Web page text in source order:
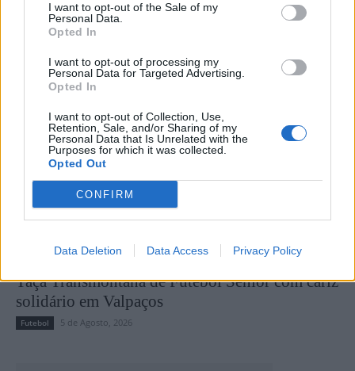
I want to opt-out of the Sale of my
Personal Data.
Opted In
I want to opt-out of processing my
Personal Data for Targeted Advertising.
Opted In
I want to opt-out of Collection, Use,
Retention, Sale, and/or Sharing of my
Personal Data that Is Unrelated with the
Purposes for which it was collected.
Opted Out
CONFIRM
Data Deletion Data Access Privacy Policy
Últimas notícias
Taça Transmontana de Futebol Sénior com cariz
solidário em Valpaços
Futebol 5 de Agosto, 2026